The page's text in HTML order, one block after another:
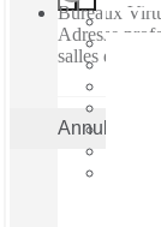
Bureaux
Adresse
salles de
Annuler